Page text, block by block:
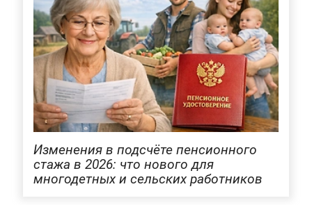
Изменения в подсчёте пенсионного
стажа в 2026: что нового для
многодетных и сельских работников